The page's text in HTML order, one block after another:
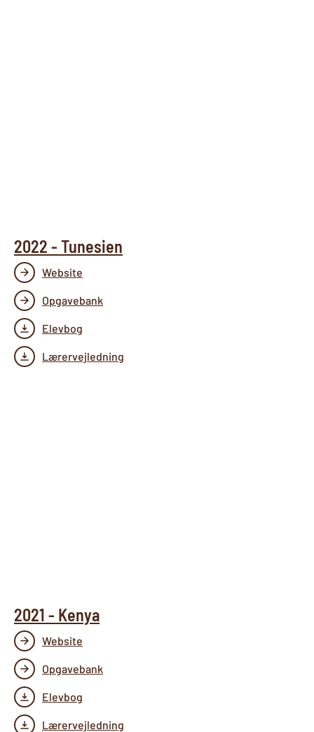
2022 - Tunesien
Website
Opgavebank
Elevbog
Lærervejledning
2021 - Kenya
Website
Opgavebank
Elevbog
Lærervejledning